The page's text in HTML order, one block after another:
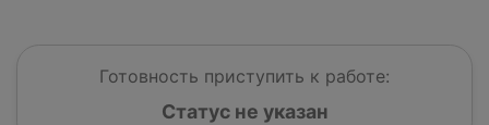
Готовность приступить к работе:
Статус не указан